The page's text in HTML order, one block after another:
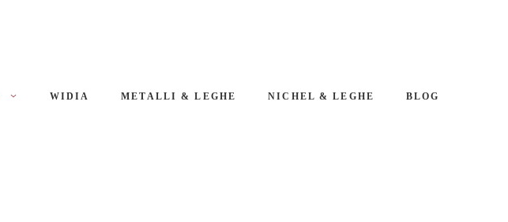
WIDIA METALLI & LEGHE NICHEL & LEGHE BLOG